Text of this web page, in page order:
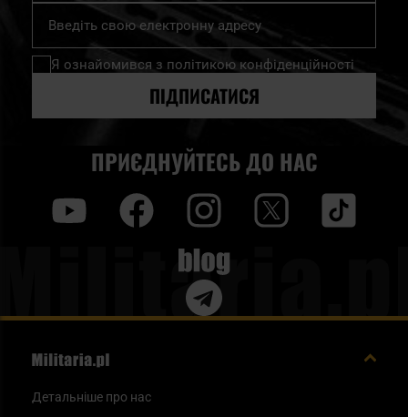
Підпишіться
нашу
розсилку
Я ознайомився з політикою конфіденційності
ПІДПИСАТИСЯ
ПРИЄДНУЙТЕСЬ ДО НАС
Blog
Детальніше про нас